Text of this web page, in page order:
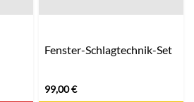
Fenster-Schlagtechnik-Set
99,00€